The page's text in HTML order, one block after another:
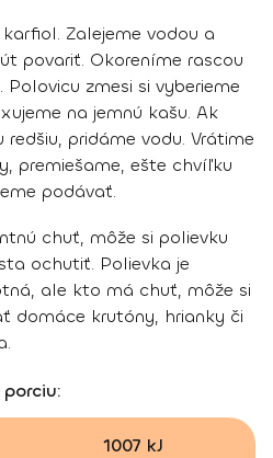
Zalejeme vodou a
povariť. Okoreníme rascou
zmesi si vyberieme
na jemnú kašu. Ak
pridáme vodu. Vrátime
premiešame, ešte chvíľku
podávať.
chuť, môže si polievku
ochutiť. Polievka je
ale kto má chuť, môže si
domáce krutóny, hrianky či
1007 kJ